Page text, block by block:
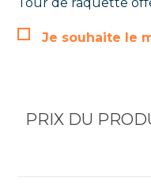
Je souhaite le
PRIX DU